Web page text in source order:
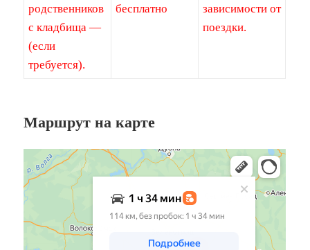
родственников
с кладбища —
(если
требуется).
бесплатно
зависимости от
поездки.
Маршрут на карте
Яндекс Карты
Яндекс Карты